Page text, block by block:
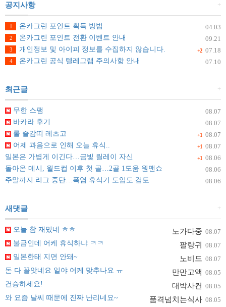
+
공지사항
04.03
1
온카그린 포인트 획득 방법
09.21
2 온카그린 포인트 전환 이벤트 안내
+2 07.18
3
개인정보 및 아이피 정보를 수집하지 않습니다.
07.10
4 온카그린 공식 텔레그램 주의사항 안내
+
최근글
08.07
무한 스팸
08.07
바카라 후기
+1 08.07
롤 즐감띠 레츠고
+1 08.07
어제 과음으로 인해 오늘 휴식..
+1 08.06
일본은 가볍게 이긴다…금빛 릴레이 자신
08.06
돌아온 메시, 월드컵 이후 첫 골…2골 1도움 원맨쇼
08.06
주말까지 리그 중단…폭염 휴식기 도입도 검토
+
새댓글
노가다중 08.07
오늘 참 재밌네 ㅎㅎ
팔랑귀 08.07
불금인데 어케 휴식하냐 ㅋㅋ
노비드 08.07
일본한태 지면 안돼~
만만고액 08.05
돈 다 꼴앗네요 일야 어케 맞추나요 ㅠ
대박사컨 08.05
건승하세요!
품격넘치는식사 08.05
와 요즘 날씨 때문에 진짜 난리네요~